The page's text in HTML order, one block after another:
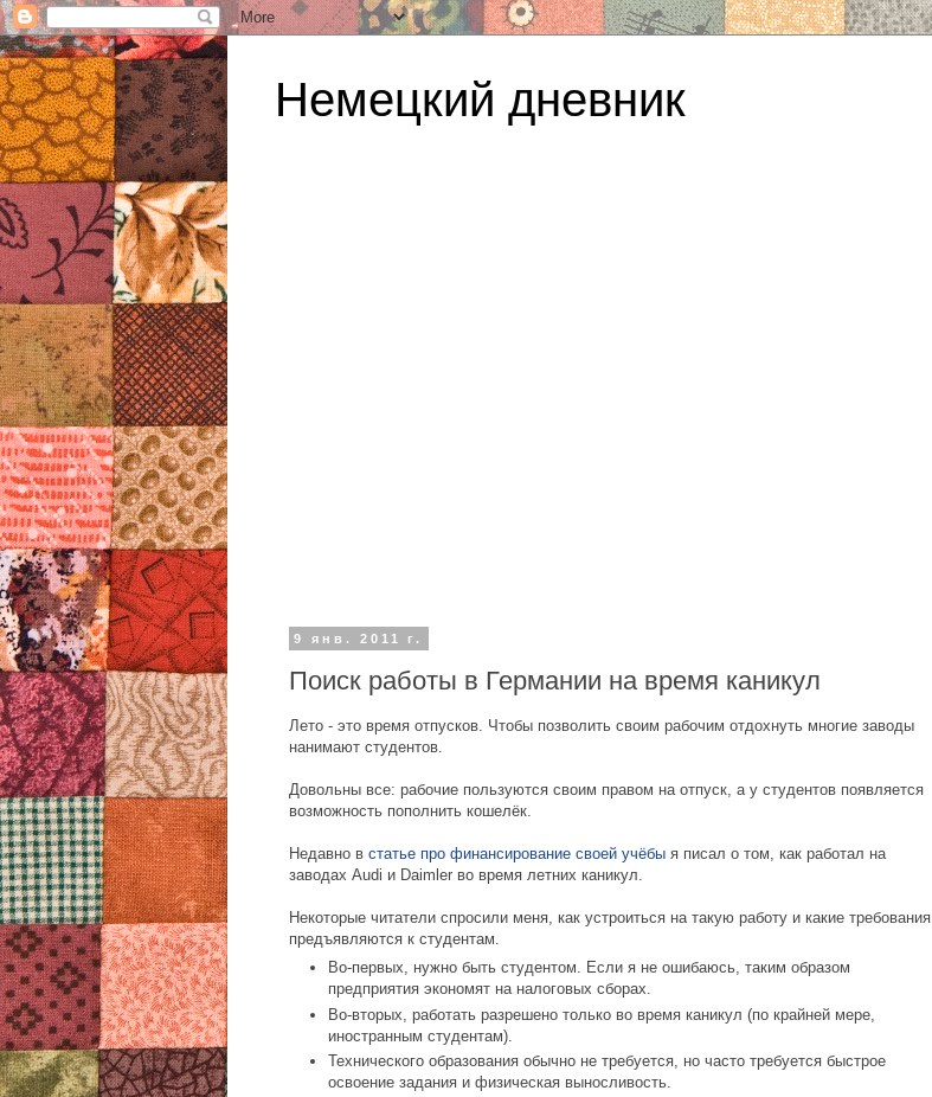
Немецкий дневник
9 янв. 2011 г.
Поиск работы в Германии на время каникул
Лето - это время отпусков. Чтобы позволить своим рабочим отдохнуть многие заводы
нанимают студентов.
Довольны все: рабочие пользуются своим правом на отпуск, а у студентов появляется
возможность пополнить кошелёк.
Недавно в статье про финансирование своей учёбы я писал о том, как работал на
заводах Audi и Daimler во время летних каникул.
Некоторые читатели спросили меня, как устроиться на такую работу и какие требования
предъявляются к студентам.
Во-первых, нужно быть студентом. Если я не ошибаюсь, таким образом
предприятия экономят на налоговых сборах.
Во-вторых, работать разрешено только во время каникул (по крайней мере,
иностранным студентам).
Технического образования обычно не требуется, но часто требуется быстрое
освоение задания и физическая выносливость.